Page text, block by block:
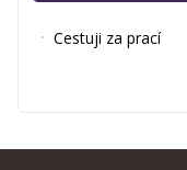
Cestuji za prací